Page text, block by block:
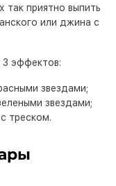
так приятно выпить
или джина с
3 эффектов:
звездами;
звездами;
треском.